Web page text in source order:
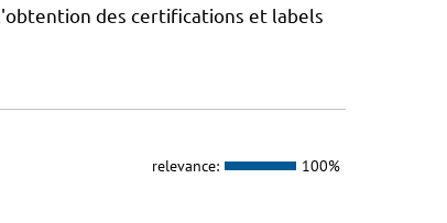
des certifications et labels
relevance: 100%